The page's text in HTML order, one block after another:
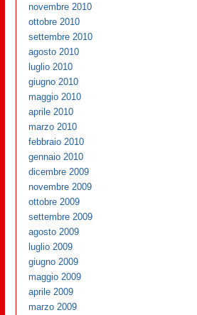
novembre 2010
ottobre 2010
settembre 2010
agosto 2010
luglio 2010
giugno 2010
maggio 2010
aprile 2010
marzo 2010
febbraio 2010
gennaio 2010
dicembre 2009
novembre 2009
ottobre 2009
settembre 2009
agosto 2009
luglio 2009
giugno 2009
maggio 2009
aprile 2009
marzo 2009